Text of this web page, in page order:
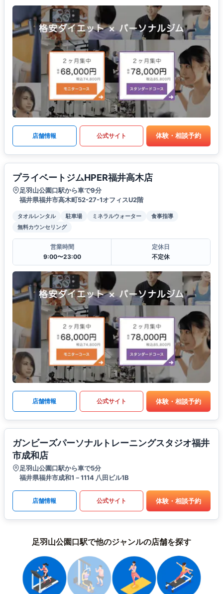
店舗情報 公式サイト 体験・相談予約
プライベートジムHPER福井高木店
足羽山公園口駅から車で9分
福井県福井市高木町52-27-1オフィスU2階
タオルレンタル 駐車場 ミネラルウォーター
食事指導
無料カウンセリング
営業時間
9:00〜23:00
定休日
不定休
店舗情報 公式サイト 体験・相談予約
ガンビーズパーソナルトレーニングスタジオ福井
市成和店
足羽山公園口駅から車で5分
福井県福井市成和1－1114 八田ビル1B
店舗情報 公式サイト 体験・相談予約
足羽山公園口駅で他のジャンルの店舗を探す